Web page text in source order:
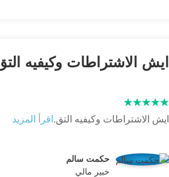
ايش الاشتراطات وكيفيه
ايش الاشتراطات وكيفيه التق.اقرأ المزيد
حكمت سالم
خبير مالي